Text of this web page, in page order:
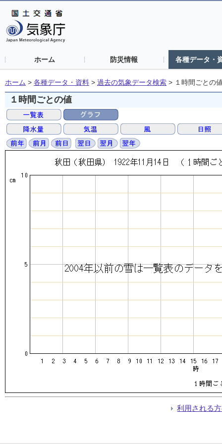
ホーム 防災情報 各種データ・
ホーム > 各種データ・資料 > 過去の気象データ検索 > １時間ごとの
１時間ごとの値
利用される